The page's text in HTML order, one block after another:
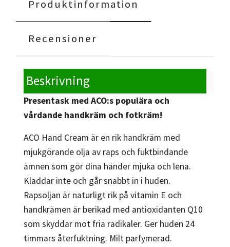
Produktinformation
Recensioner
Beskrivning
Presentask med ACO:s populära och
vårdande handkräm och fotkräm!
ACO Hand Cream är en rik handkräm med
mjukgörande olja av raps och fuktbindande
ämnen som gör dina händer mjuka och lena.
Kladdar inte och går snabbt in i huden.
Rapsoljan är naturligt rik på vitamin E och
handkrämen är berikad med antioxidanten Q10
som skyddar mot fria radikaler. Ger huden 24
timmars återfuktning. Milt parfymerad.